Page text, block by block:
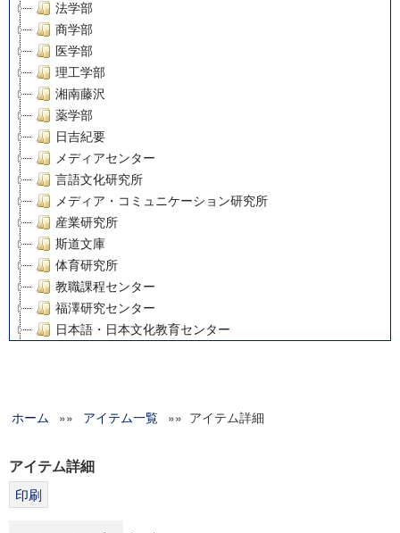
法学部
商学部
医学部
理工学部
湘南藤沢
薬学部
日吉紀要
メディアセンター
言語文化研究所
メディア・コミュニケーション研究所
産業研究所
斯道文庫
体育研究所
教職課程センター
福澤研究センター
日本語・日本文化教育センター
グローバルリサーチインスティテュート
科学研究費補助金研究成果報告書
ホーム »» アイテム一覧 »» アイテム詳細
アイテム詳細